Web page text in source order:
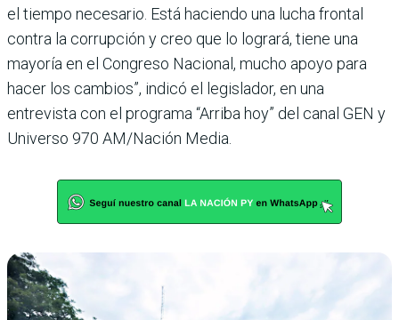
el tiempo necesa­rio. Está haciendo una lucha frontal
contra la corrupción y creo que lo logrará, tiene una
mayoría en el Congreso Nacional, mucho apoyo para
hacer los cambios”, indicó el legislador, en una
entrevista con el programa “Arriba hoy” del canal GEN y
Universo 970 AM/Nación Media.